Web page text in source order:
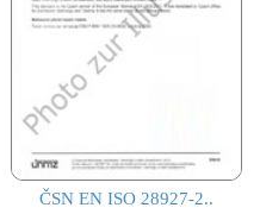
ČSN EN ISO 28927-2..